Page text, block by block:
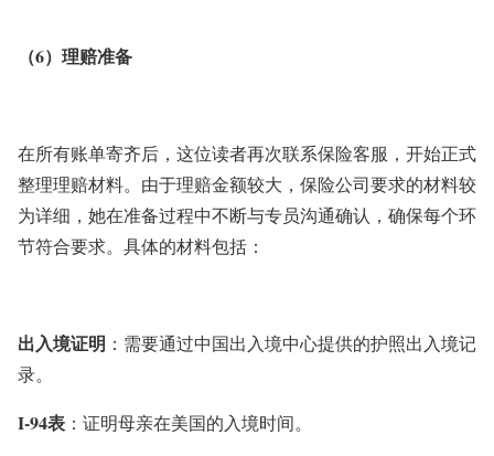
（6）理赔准备
在所有账单寄齐后，这位读者再次联系保险客服，开始正式
整理理赔材料。由于理赔金额较大，保险公司要求的材料较
为详细，她在准备过程中不断与专员沟通确认，确保每个环
节符合要求。具体的材料包括：
出入境证明 ：需要通过中国出入境中心提供的护照出入境记
录。
I-94表 ：证明母亲在美国的入境时间。